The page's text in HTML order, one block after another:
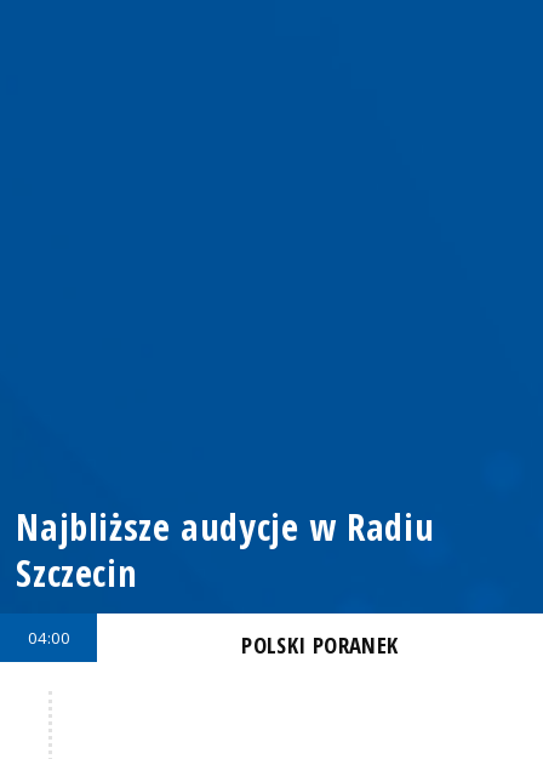
Najbliższe audycje w Radiu
Szczecin
04:00 POLSKI PORANEK